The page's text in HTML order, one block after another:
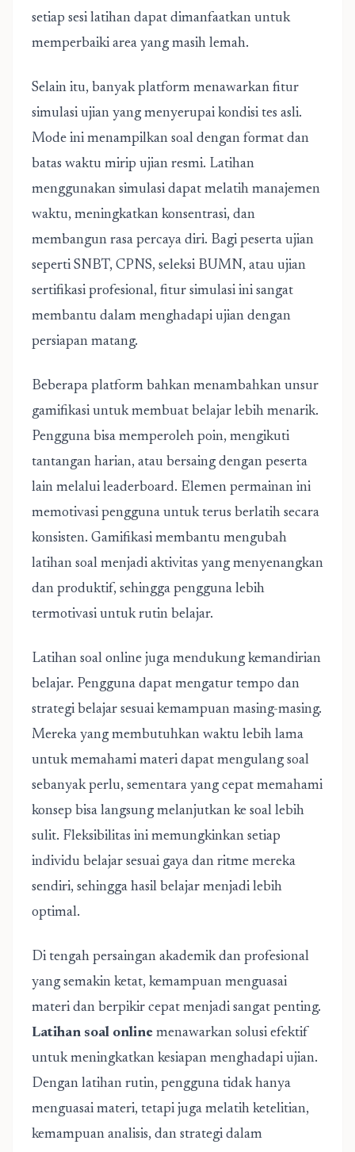
setiap sesi latihan dapat dimanfaatkan untuk
memperbaiki area yang masih lemah.
Selain itu, banyak platform menawarkan fitur
simulasi ujian yang menyerupai kondisi tes asli.
Mode ini menampilkan soal dengan format dan
batas waktu mirip ujian resmi. Latihan
menggunakan simulasi dapat melatih manajemen
waktu, meningkatkan konsentrasi, dan
membangun rasa percaya diri. Bagi peserta ujian
seperti SNBT, CPNS, seleksi BUMN, atau ujian
sertifikasi profesional, fitur simulasi ini sangat
membantu dalam menghadapi ujian dengan
persiapan matang.
Beberapa platform bahkan menambahkan unsur
gamifikasi untuk membuat belajar lebih menarik.
Pengguna bisa memperoleh poin, mengikuti
tantangan harian, atau bersaing dengan peserta
lain melalui leaderboard. Elemen permainan ini
memotivasi pengguna untuk terus berlatih secara
konsisten. Gamifikasi membantu mengubah
latihan soal menjadi aktivitas yang menyenangkan
dan produktif, sehingga pengguna lebih
termotivasi untuk rutin belajar.
Latihan soal online juga mendukung kemandirian
belajar. Pengguna dapat mengatur tempo dan
strategi belajar sesuai kemampuan masing-masing.
Mereka yang membutuhkan waktu lebih lama
untuk memahami materi dapat mengulang soal
sebanyak perlu, sementara yang cepat memahami
konsep bisa langsung melanjutkan ke soal lebih
sulit. Fleksibilitas ini memungkinkan setiap
individu belajar sesuai gaya dan ritme mereka
sendiri, sehingga hasil belajar menjadi lebih
optimal.
Di tengah persaingan akademik dan profesional
yang semakin ketat, kemampuan menguasai
materi dan berpikir cepat menjadi sangat penting.
Latihan soal online menawarkan solusi efektif
untuk meningkatkan kesiapan menghadapi ujian.
Dengan latihan rutin, pengguna tidak hanya
menguasai materi, tetapi juga melatih ketelitian,
kemampuan analisis, dan strategi dalam